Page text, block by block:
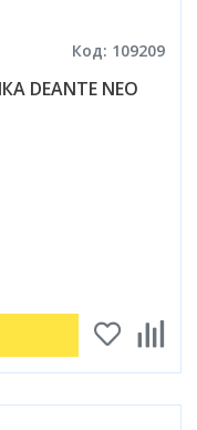
Код: 109209
DEANTE NEO